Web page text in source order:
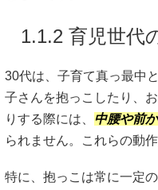
1.1.2 育児世代
30代は、子育て真っ最中
子さんを抱っこしたり、
りする際には、 中腰や前
られません。これらの動
特に、抱っこは常に一定